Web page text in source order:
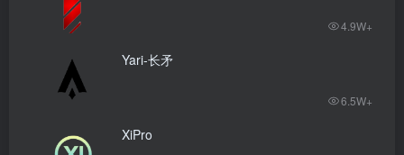
4.9W+
Yari-长矛
6.5W+
XiPro